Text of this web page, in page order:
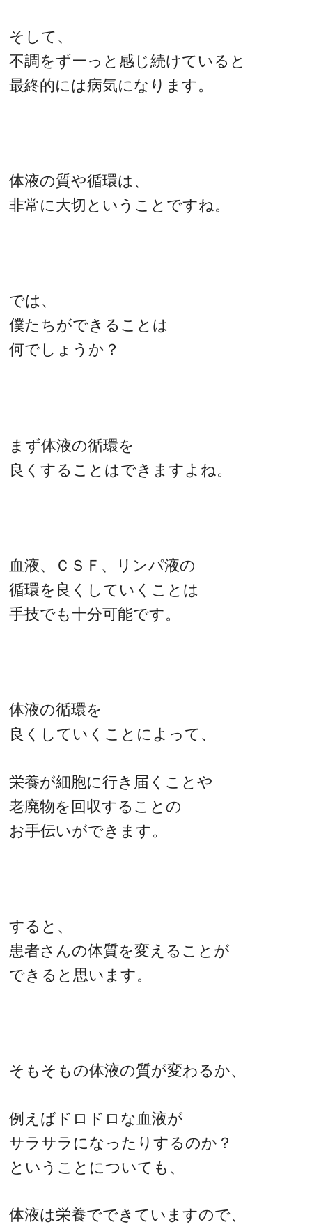
そして、
不調をずーっと感じ続けていると
最終的には病気になります。
体液の質や循環は、
非常に大切ということですね。
では、
僕たちができることは
何でしょうか？
まず体液の循環を
良くすることはできますよね。
血液、ＣＳＦ、リンパ液の
循環を良くしていくことは
手技でも十分可能です。
体液の循環を
良くしていくことによって、
栄養が細胞に行き届くことや
老廃物を回収することの
お手伝いができます。
すると、
患者さんの体質を変えることが
できると思います。
そもそもの体液の質が変わるか、
例えばドロドロな血液が
サラサラになったりするのか？
ということについても、
体液は栄養でできていますので、